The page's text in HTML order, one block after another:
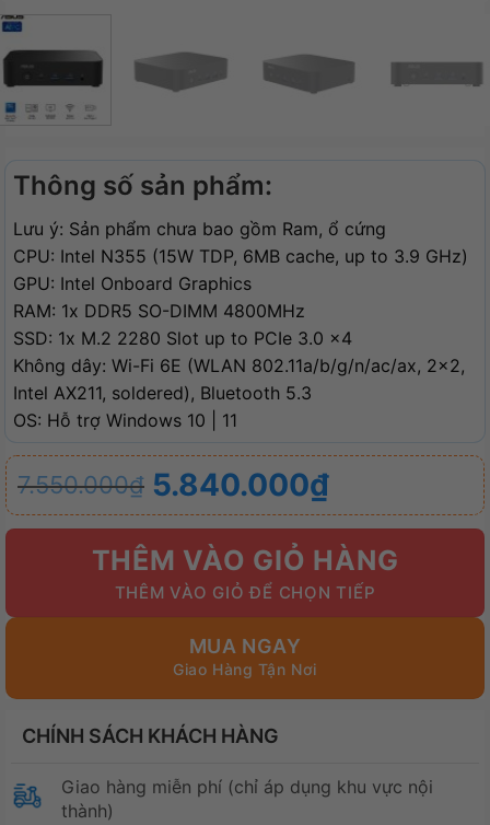
Thông số sản phẩm:
Lưu ý: Sản phẩm chưa bao gồm Ram, ổ cứng
CPU: Intel N355 (15W TDP, 6MB cache, up to 3.9 GHz)
GPU: Intel Onboard Graphics
RAM: 1x DDR5 SO-DIMM 4800MHz
SSD: 1x M.2 2280 Slot up to PCIe 3.0 x4
Không dây: Wi-Fi 6E (WLAN 802.11a/​b/​g/​n/​ac/​ax, 2×2,
Intel AX211, soldered), Bluetooth 5.3
OS: Hỗ trợ Windows 10 | 11
7.550.000₫
Giá
gốc
7.550.000₫.
5.840.000₫
Giá
hiện
5.840.000₫.
THÊM VÀO GIỎ HÀNG
MUA NGAY
CHÍNH SÁCH KHÁCH HÀNG
Giao hàng miễn phí (chỉ áp dụng khu vực nội
thành)